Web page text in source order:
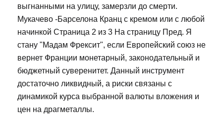
выгнанными на улицу, замерзли до смерти.
Мукачево -Барселона Кранц с кремом или с любой
начинкой Страница 2 из 3 На страницу Пред. Я
стану "Мадам Фрексит", если Европейский союз не
вернет Франции монетарный, законодательный и
бюджетный суверенитет. Данный инструмент
достаточно ликвидный, а риски связаны с
динамикой курса выбранной валюты вложения и
цен на драгметаллы.